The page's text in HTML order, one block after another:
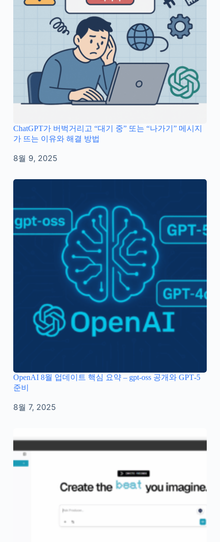
ChatGPT가 버벅거리고 “대기 중” 또는 “나가기” 메시지
가 뜨는 이유와 해결 방법
8월 9, 2025
OpenAI 8월 업데이트 핵심 요약 – gpt‑oss 공개와 GPT‑5
준비
8월 7, 2025